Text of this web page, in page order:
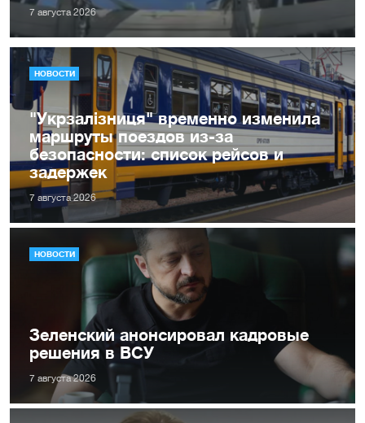
7 августа 2026
НОВОСТИ
"Укрзалізниця" временно изменила
маршруты поездов из-за
безопасности: список рейсов и
задержек
7 августа 2026
НОВОСТИ
Зеленский анонсировал кадровые
решения в ВСУ
7 августа 2026